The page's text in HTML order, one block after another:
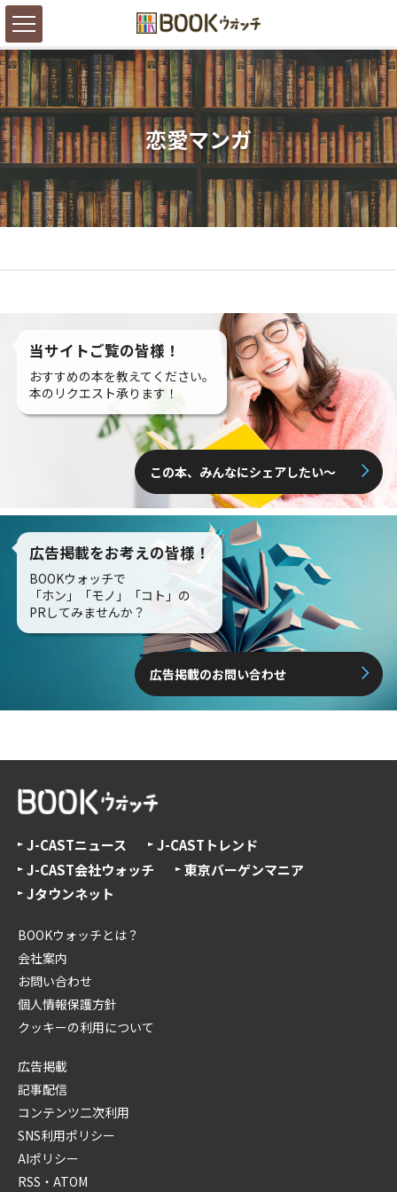
恋愛マンガ
当サイトご覧の皆様！
おすすめの本を教えてください。
本のリクエスト承ります！
この本、みんなにシェアしたい〜
広告掲載をお考えの皆様！
BOOKウォッチで
「ホン」「モノ」「コト」の
PRしてみませんか？
広告掲載のお問い合わせ
J-CASTニュース
J-CASTトレンド
J-CAST会社ウォッチ
東京バーゲンマニア
Jタウンネット
BOOKウォッチとは？
会社案内
お問い合わせ
個人情報保護方針
クッキーの利用について
広告掲載
記事配信
コンテンツ二次利用
SNS利用ポリシー
AIポリシー
RSS・ATOM